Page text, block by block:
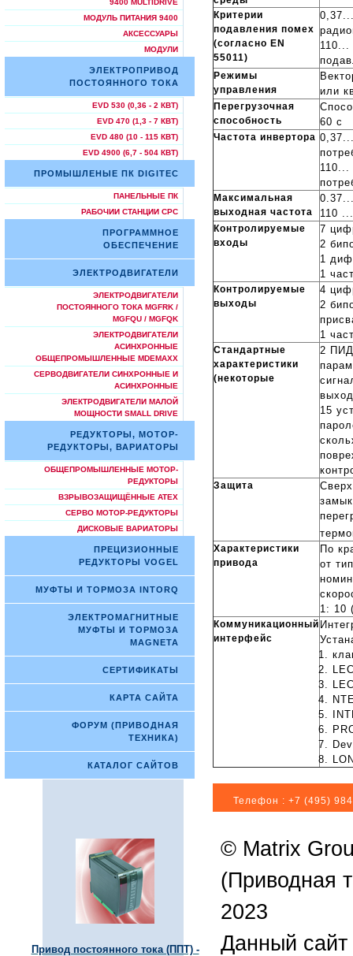
9400 MULTIDRIVE
МОДУЛЬ ПИТАНИЯ 9400
АКСЕССУАРЫ
МОДУЛИ
ЭЛЕКТРОПРИВОД
ПОСТОЯННОГО ТОКА
EVD 530 (0,36 - 2 КВТ)
EVD 470 (1,3 - 7 КВТ)
EVD 480 (10 - 115 КВТ)
EVD 4900 (6,7 - 504 КВТ)
ПРОМЫШЛЕНЫЕ ПК DIGITEC
ПАНЕЛЬНЫЕ ПК
РАБОЧИИ СТАНЦИИ СРС
ПРОГРАММНОЕ
ОБЕСПЕЧЕНИЕ
ЭЛЕКТРОДВИГАТЕЛИ
ЭЛЕКТРОДВИГАТЕЛИ
ПОСТОЯННОГО ТОКА MGFRK /
MGFQU / MGFQK
ЭЛЕКТРОДВИГАТЕЛИ
АСИНХРОННЫЕ
ОБЩЕПРОМЫШЛЕННЫЕ MDEMAXX
СЕРВОДВИГАТЕЛИ СИНХРОННЫЕ И
АСИНХРОННЫЕ
ЭЛЕКТРОДВИГАТЕЛИ МАЛОЙ
МОЩНОСТИ SMALL DRIVE
РЕДУКТОРЫ, МОТОР-
РЕДУКТОРЫ, ВАРИАТОРЫ
ОБЩЕПРОМЫШЛЕННЫЕ МОТОР-
РЕДУКТОРЫ
ВЗРЫВОЗАЩИЩЁННЫЕ ATEX
СЕРВО МОТОР-РЕДУКТОРЫ
ДИСКОВЫЕ ВАРИАТОРЫ
ПРЕЦИЗИОННЫЕ
РЕДУКТОРЫ VOGEL
МУФТЫ И ТОРМОЗА INTORQ
ЭЛЕКТРОМАГНИТНЫЕ
МУФТЫ И ТОРМОЗА
MAGNETA
СЕРТИФИКАТЫ
КАРТА САЙТА
ФОРУМ (ПРИВОДНАЯ
ТЕХНИКА)
КАТАЛОГ САЙТОВ
Привод постоянного тока (ППТ) -
Критерии
подавления помех
(согласно EN
55011)
110...
Режимы
управления
или
Перегрузочная
способность
60 с
Частота инвертора
110...
Максимальная
выходная частота
110
Контролируемые
входы
7
2
1
1
Контролируемые
выходы
4
2
1
Стандартные
характеристики
(некоторые
2
15
Защита
Характеристики
привода
По
от
1: 10
Коммуникационный
интерфейс
Телефон : +7 (495)
© Matrix
(Приводная
2023
Данный